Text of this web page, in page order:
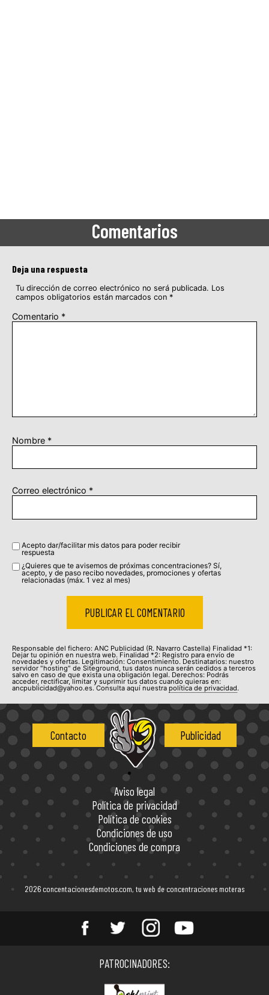
Comentarios
Deja una respuesta
Tu dirección de correo electrónico no será publicada. Los
campos obligatorios están marcados con *
Comentario *
Nombre *
Correo electrónico *
Acepto dar/facilitar mis datos para poder recibir
respuesta
¿Quieres que te avisemos de próximas concentraciones? Sí,
acepto, y de paso recibo novedades, promociones y ofertas
relacionadas (máx. 1 vez al mes)
Responsable del fichero: ANC Publicidad (R. Navarro Castella) Finalidad *1:
Dejar tu opinión en nuestra web. Finalidad *2: Registro para envío de
novedades y ofertas. Legitimación: Consentimiento. Destinatarios: nuestro
servidor "hosting" de Siteground, tus datos nunca serán cedidos a terceros
salvo en caso de que exista una obligación legal. Derechos: Podrás
acceder, rectificar, limitar y suprimir tus datos cuando quieras en:
ancpublicidad@yahoo.es. Consulta aquí nuestra política de privacidad.
Contacto Publicidad
Aviso legal
Política de privacidad
Política de cookies
Condiciones de uso
Condiciones de compra
2026 concentacionesdemotos.com, tu web de concentraciones moteras
PATROCINADORES:
concentraciones de motos en